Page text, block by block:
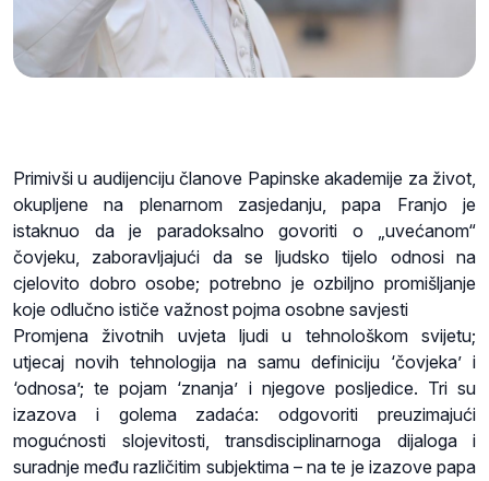
Primivši u audijenciju članove Papinske akademije za život,
okupljene na plenarnom zasjedanju, papa Franjo je
istaknuo da je paradoksalno govoriti o „uvećanom“
čovjeku, zaboravljajući da se ljudsko tijelo odnosi na
cjelovito dobro osobe; potrebno je ozbiljno promišljanje
koje odlučno ističe važnost pojma osobne savjesti
Promjena životnih uvjeta ljudi u tehnološkom svijetu;
utjecaj novih tehnologija na samu definiciju ‘čovjeka’ i
‘odnosa’; te pojam ‘znanja’ i njegove posljedice. Tri su
izazova i golema zadaća: odgovoriti preuzimajući
mogućnosti slojevitosti, transdisciplinarnoga dijaloga i
suradnje među različitim subjektima – na te je izazove papa